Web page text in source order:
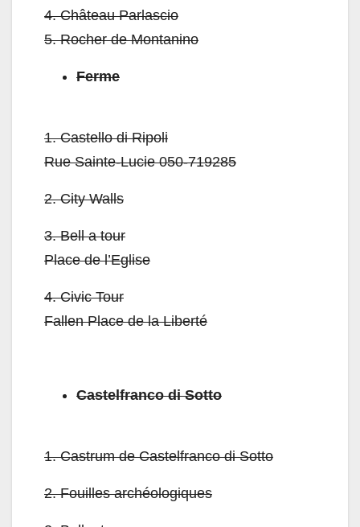
4. Château Parlascio
5. Rocher de Montanino
Ferme
1. Castello di Ripoli
Rue Sainte-Lucie 050-719285
2. City Walls
3. Bell a tour
Place de l’Eglise
4. Civic Tour
Fallen Place de la Liberté
Castelfranco di Sotto
1. Castrum de Castelfranco di Sotto
2. Fouilles archéologiques